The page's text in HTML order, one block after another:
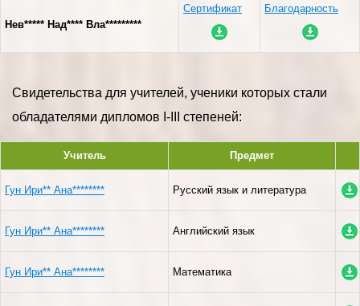
Нев***** Над**** Вла*********
Сертификат Благодарность
Свидетельства для учителей, ученики которых стали
обладателями дипломов I-III степеней:
Учитель Предмет
Гун Ири** Ана******** Русский язык и литература
Гун Ири** Ана******** Английский язык
Гун Ири** Ана******** Математика